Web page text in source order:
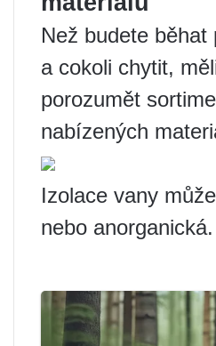
Než budete běhat
a cokoli chytit,
porozumět
nabízených
Izolace vany
nebo anorganická.